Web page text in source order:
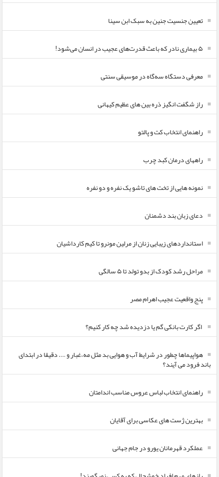
تعیین جنسیت جنین به سبک ابن سینا
۵ بیماری نادر که باعث قدرت‌های عجیب در انسان می‌شود!
معرفی دستگاه سه‌گاه در موسیقی سنتی
راز شگفت انگیز ذره بین های عظیم کیهانی
راهنمای انتخاب کت و پالتو
راههای درمان کبد چرب
نمونه هایی از تخت های تاشو یک نفره و دو نفره
دعای زبان بند دشمنان
استانداردهای زیبایی زنان از مرلین مونرو تا کیم کارداشیان
مراحل رشد کودک از بدو تولد تا ۵ سالگی
پنج واقعیت عجیب اهرام مصر
اگر کارت بانکی گم یا دزدیده شد چه کار کنیم؟
هواپیماها چطور در شرایط آب و هوایی بد مثل مه،غبار و …. دقیقا در ابتدای
باند فرود می آیند؟
راهنمای انتخاب لباس عروس مناسب اندامتان
بهترین ژست های عکاسی برای آقایان
عملکرد قهرمانان یورو در جام جهانی